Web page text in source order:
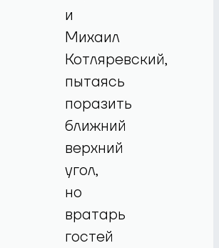
и
Михаил
Котляревский,
пытаясь
поразить
ближний
верхний
угол,
но
вратарь
гостей